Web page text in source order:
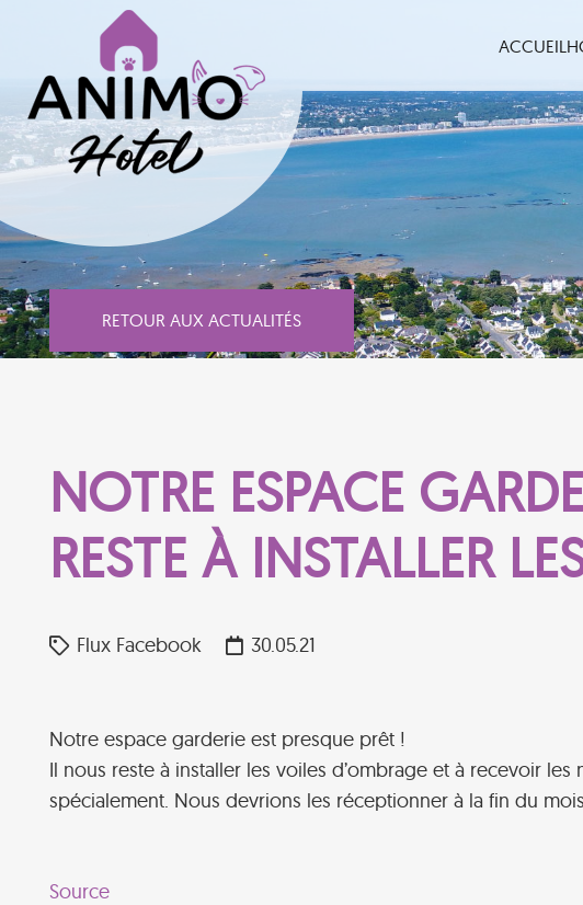
ACCUEIL
RETOUR AUX ACTUALITÉS
NOTRE ESPACE
RESTE À INSTALLER
Flux Facebook 30.05.21
Notre espace garderie est presque prêt !
Il nous reste à installer les voiles d’ombrage et à recevoir
spécialement. Nous devrions les réceptionner à la fin du
Source